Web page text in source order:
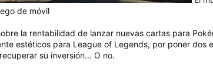
de móvil
la rentabilidad de lanzar nuevas cartas para
estéticos para League of Legends, por poner
su inversión... O no.